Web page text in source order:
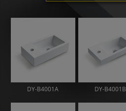
DY-B4001A DY-B4001B